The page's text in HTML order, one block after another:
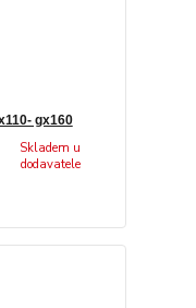
gx160
Skladem u
dodavatele